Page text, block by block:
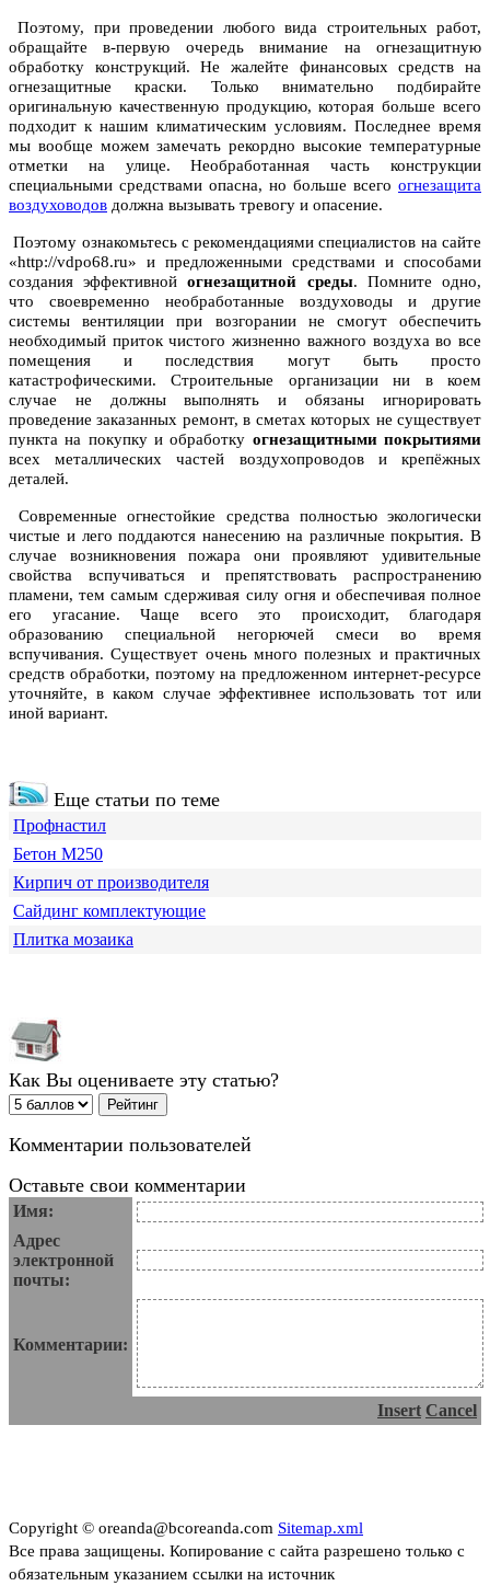
Поэтому, при проведении любого вида строительных работ,
обращайте в-первую очередь внимание на огнезащитную
обработку конструкций. Не жалейте финансовых средств на
огнезащитные краски. Только внимательно подбирайте
оригинальную качественную продукцию, которая больше всего
подходит к нашим климатическим условиям. Последнее время
мы вообще можем замечать рекордно высокие температурные
отметки на улице. Необработанная часть конструкции
специальными средствами опасна, но больше всего огнезащита
воздуховодов должна вызывать тревогу и опасение.
Поэтому ознакомьтесь с рекомендациями специалистов на сайте
«http://vdpo68.ru» и предложенными средствами и способами
создания эффективнойогнезащитной среды. Помните одно,
что своевременно необработанные воздуховоды и другие
системы вентиляции при возгорании не смогут обеспечить
необходимый приток чистого жизненно важного воздуха во все
помещения и последствия могут быть просто
катастрофическими. Строительные организации ни в коем
случае не должны выполнять и обязаны игнорировать
проведение заказанных ремонт, в сметах которых не существует
пункта на покупку и обработку огнезащитными покрытиями
всех металлических частей воздухопроводов и крепёжных
деталей.
Современные огнестойкие средства полностью экологически
чистые и лего поддаются нанесению на различные покрытия. В
случае возникновения пожара они проявляют удивительные
свойства вспучиваться и препятствовать распространению
пламени, тем самым сдерживая силу огня и обеспечивая полное
его угасание. Чаще всего это происходит, благодаря
образованию специальной негорючей смеси во время
вспучивания. Существует очень много полезных и практичных
средств обработки, поэтому на предложенном интернет-ресурсе
уточняйте, в каком случае эффективнее использовать тот или
иной вариант.
Еще статьи по теме
Профнастил
Бетон М250
Кирпич от производителя
Сайдинг комплектующие
Плитка мозаика
Как Вы оцениваете эту статью?
Комментарии пользователей
Оставьте свои комментарии
Имя:
Адрес
электронной
почты:
Комментарии:
Insert Cancel
Copyright © oreanda@bcoreanda.com Sitemap.xml
Все права защищены. Копирование с сайта разрешено только с
обязательным указанием ссылки на источник